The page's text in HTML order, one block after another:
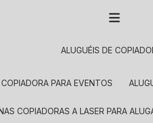
ALUGUÉIS DE
COPIADORA PARA EVENTOS
COPIADORAS A LASER PARA